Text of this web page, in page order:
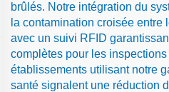
brûlés. Notre intégration du
la contamination croisée entre
avec un suivi RFID
complètes pour les
établissements utilisant notre
santé signalent une réduction